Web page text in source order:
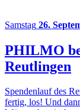
Samstag 26.
PHILMO
Reutlingen
Spendenlauf des
fertig, los! Und